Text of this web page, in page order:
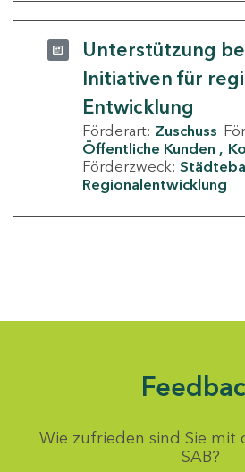
Unterstützung
Initiativen für
Entwicklung
Förderart: Zuschuss
Öffentliche Kunden
Förderzweck:
Regionalentwicklung
Wie zufrieden sind Sie mit
SAB?